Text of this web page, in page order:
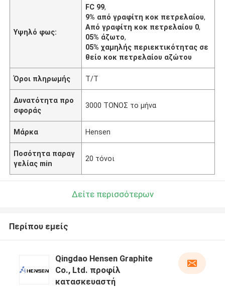
Υψηλό φως:
FC 99,
9% από γραφίτη κοκ πετρελαίου,
Από γραφίτη κοκ πετρελαίου 0,
05% άζωτο,
05% χαμηλής περιεκτικότητας σε
θείο κοκ πετρελαίου αζώτου
Όροι πληρωμής T/T
Δυνατότητα προ
σφοράς
3000 ΤΟΝΟΣ το μήνα
Μάρκα Hensen
Ποσότητα παραγ
γελίας min
20 τόνοι
Δείτε περισσότερων
Περίπου εμείς
Qingdao Hensen Graphite
Co., Ltd. προφίλ
κατασκευαστή